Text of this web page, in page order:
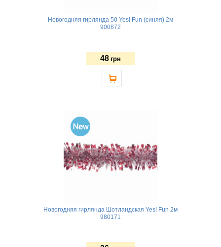
Новогодняя гирлянда 50 Yes! Fun (синяя) 2м
900872
48 грн
Новогодняя гирлянда Шотландская Yes! Fun 2м
980171